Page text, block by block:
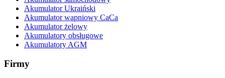
Akumulator Ukraiński
Akumulator wapniowy CaCa
Akumulator żelowy
Akumulatory obsługowe
Akumulatory AGM
Firmy